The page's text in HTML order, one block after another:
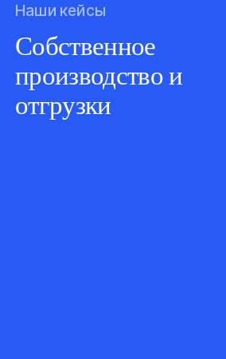
Наши кейсы
Собственное
производство и
отгрузки